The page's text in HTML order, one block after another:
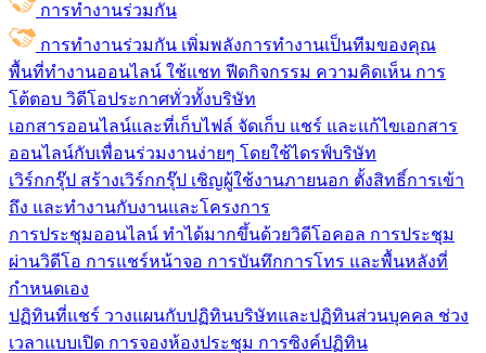
การทำงานร่วมกัน
การทำงานร่วมกัน เพิ่มพลังการทำงานเป็นทีมของคุณ
พื้นที่ทำงานออนไลน์ ใช้แชท ฟีดกิจกรรม ความคิดเห็น การ
โต้ตอบ วิดีโอประกาศทั่วทั้งบริษัท
เอกสารออนไลน์และที่เก็บไฟล์ จัดเก็บ แชร์ และแก้ไขเอกสาร
ออนไลน์กับเพื่อนร่วมงานง่ายๆ โดยใช้ไดรฟ์บริษัท
เวิร์กกรุ๊ป สร้างเวิร์กกรุ๊ป เชิญผู้ใช้งานภายนอก ตั้งสิทธิ์การเข้า
ถึง และทำงานกับงานและโครงการ
การประชุมออนไลน์ ทำได้มากขึ้นด้วยวิดีโอคอล การประชุม
ผ่านวิดีโอ การแชร์หน้าจอ การบันทึกการโทร และพื้นหลังที่
กำหนดเอง
ปฏิทินที่แชร์ วางแผนกับปฏิทินบริษัทและปฏิทินส่วนบุคคล ช่วง
เวลาแบบเปิด การจองห้องประชุม การซิงค์ปฏิทิน